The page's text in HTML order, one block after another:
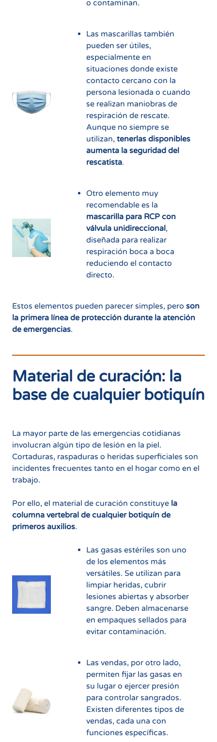
o contaminan.
Las mascarillas también
pueden ser útiles,
especialmente en
situaciones donde existe
contacto cercano con la
persona lesionada o cuando
se realizan maniobras de
respiración de rescate.
Aunque no siempre se
utilizan,tenerlas disponibles
aumenta la seguridad del
rescatista.
Otro elemento muy
recomendable es la
mascarilla para RCP con
válvula unidireccional,
diseñada para realizar
respiración boca a boca
reduciendo el contacto
directo.
Estos elementos pueden parecer simples, pero son
la primera línea de protección durante la atención
de emergencias.
Material de curación: la
base de cualquier botiquín
La mayor parte de las emergencias cotidianas
involucran algún tipo de lesión en la piel.
Cortaduras, raspaduras o heridas superficiales son
incidentes frecuentes tanto en el hogar como en el
trabajo.
Por ello, el material de curación constituye la
columna vertebral de cualquier botiquín de
primeros auxilios.
Las gasas estériles son uno
de los elementos más
versátiles. Se utilizan para
limpiar heridas, cubrir
lesiones abiertas y absorber
sangre. Deben almacenarse
en empaques sellados para
evitar contaminación.
Las vendas, por otro lado,
permiten fijar las gasas en
su lugar o ejercer presión
para controlar sangrados.
Existen diferentes tipos de
vendas, cada una con
funciones específicas.